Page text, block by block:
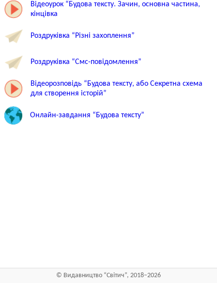
Відеоурок “Будова тексту. Зачин, основна частина,
кінцівка
Роздруківка “Різні захоплення”
Роздруківка “Смс-повідомлення”
Відеорозповідь “Будова тексту, або Секретна схема
для створення історій”
Онлайн-завдання “Будова тексту”
© Видавництво “Світич”, 2018–2026